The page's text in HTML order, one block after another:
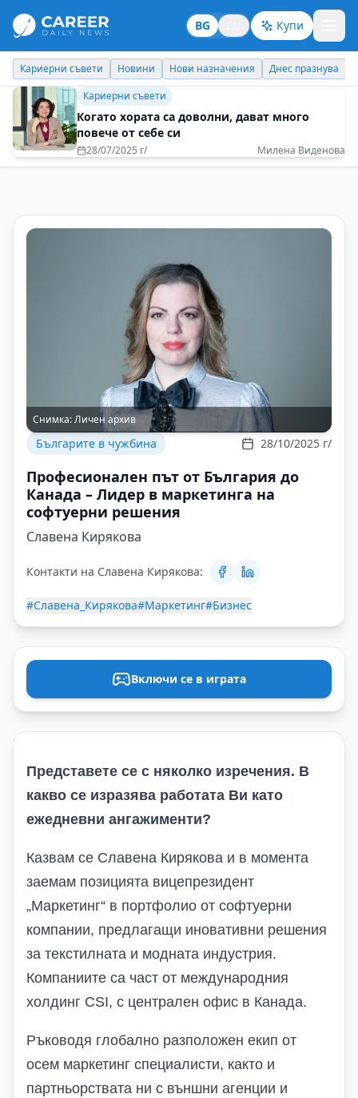
BG Купи
Кариерни съвети Новини Нови назначения Днес празнува
Кариерни съвети
Когато хората са доволни, дават много
повече от себе си
28/07/2025 г/ Милена Виденова
Снимка:Личен архив
Българите в чужбина 28/10/2025 г/
Професионален път от България до
Канада – Лидер в маркетинга на
софтуерни решения
Славена Кирякова
Контакти на Славена Кирякова:
#Славена_Кирякова#Маркетинг#Бизнес
Включи се в играта
Представете се с няколко изречения. В
какво се изразява работата Ви като
ежедневни ангажименти?
Казвам се Славена Кирякова и в момента
заемам позицията вицепрезидент
„Маркетинг“ в портфолио от софтуерни
компании, предлагащи иновативни решения
за текстилната и модната индустрия.
Компаниите са част от международния
холдинг CSI, с централен офис в Канада.
Ръководя глобално разположен екип от
осем маркетинг специалисти, както и
партньорствата ни с външни агенции и